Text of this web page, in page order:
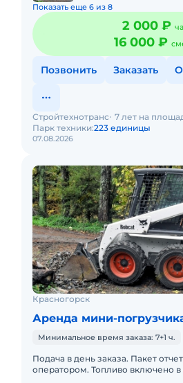
Показать еще 6 из 8
2 000 ₽
16 000 ₽
Позвонить Заказать
07.08.2026
Стройтехнотранс 7 лет на
Парк техники:223 единицы
Красногорск
Аренда мини-
Минимальное время заказа: 7+1 ч.
Подача в день заказа. Пакет
оператором. Топливо включено в